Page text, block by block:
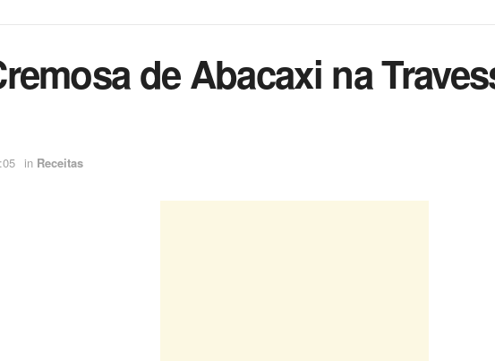
de Abacaxi na
in Receitas